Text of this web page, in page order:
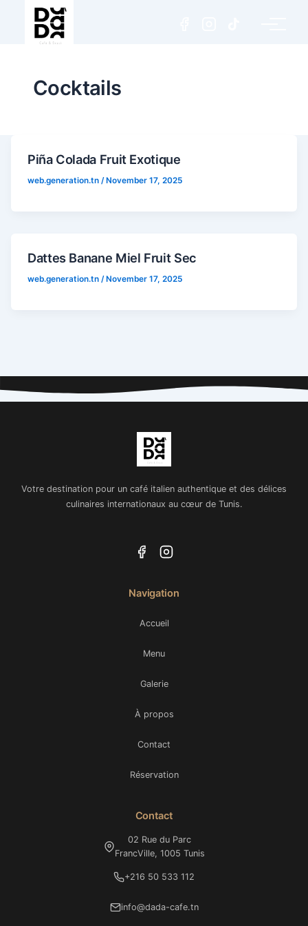
Cocktails
Piña Colada Fruit Exotique
web.generation.tn / November 17, 2025
Dattes Banane Miel Fruit Sec
web.generation.tn /November 17, 2025
Votre destination pour un café italien authentique et des délices
culinaires internationaux au cœur de Tunis.
Navigation
Accueil
Menu
Galerie
À propos
Contact
Réservation
Contact
02 Rue du Parc
FrancVille, 1005 Tunis
+216 50 533 112
info@dada-cafe.tn